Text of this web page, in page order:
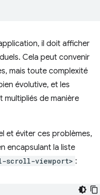
il doit afficher
Cela peut convenir
mais toute complexité
évolutive, et les
de manière
et éviter ces problèmes,
encapsulant la liste
scroll-viewport> :